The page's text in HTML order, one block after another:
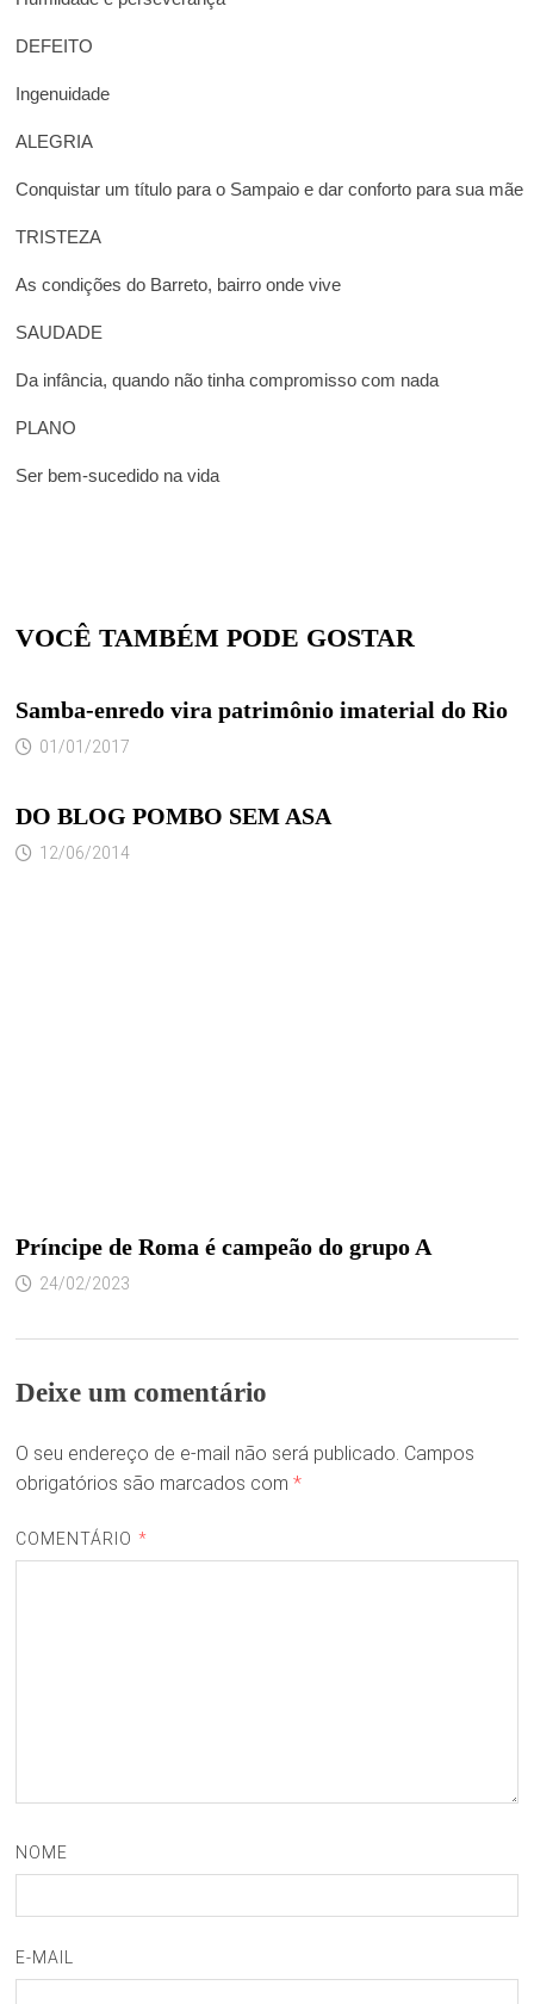
DEFEITO
Ingenuidade
ALEGRIA
Conquistar um título para o Sampaio e dar conforto para sua mãe
TRISTEZA
As condições do Barreto, bairro onde vive
SAUDADE
Da infância, quando não tinha compromisso com nada
PLANO
Ser bem-sucedido na vida
VOCÊ TAMBÉM PODE GOSTAR
Samba-enredo vira patrimônio imaterial do Rio
01/01/2017
DO BLOG POMBO SEM ASA
12/06/2014
Príncipe de Roma é campeão do grupo A
24/02/2023
Deixe um comentário
O seu endereço de e-mail não será publicado. Campos
obrigatórios são marcados com *
COMENTÁRIO *
NOME
E-MAIL